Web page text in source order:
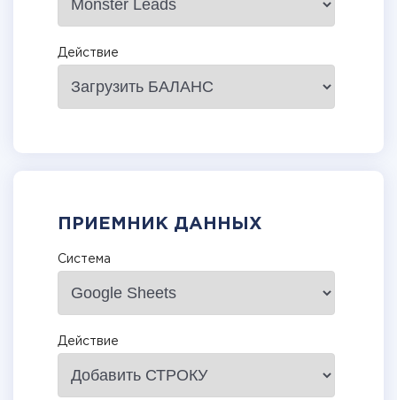
Действие
ПРИЕМНИК ДАННЫХ
Система
Действие